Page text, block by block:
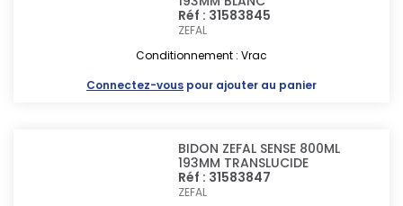
Réf : 31583845
ZEFAL
Conditionnement : Vrac
Connectez-vous pour ajouter au panier
BIDON ZEFAL SENSE 800ML
193MM TRANSLUCIDE
Réf : 31583847
ZEFAL